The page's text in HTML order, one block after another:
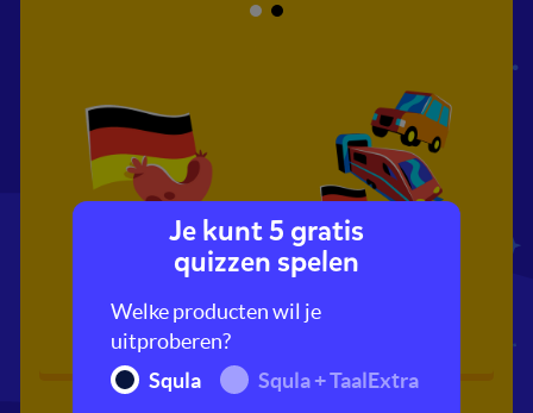
Duitsland Goede reis!
Je kunt 5 gratis
quizzen spelen
Welke producten wil je
uitproberen?
Squla
Squla + TaalExtra